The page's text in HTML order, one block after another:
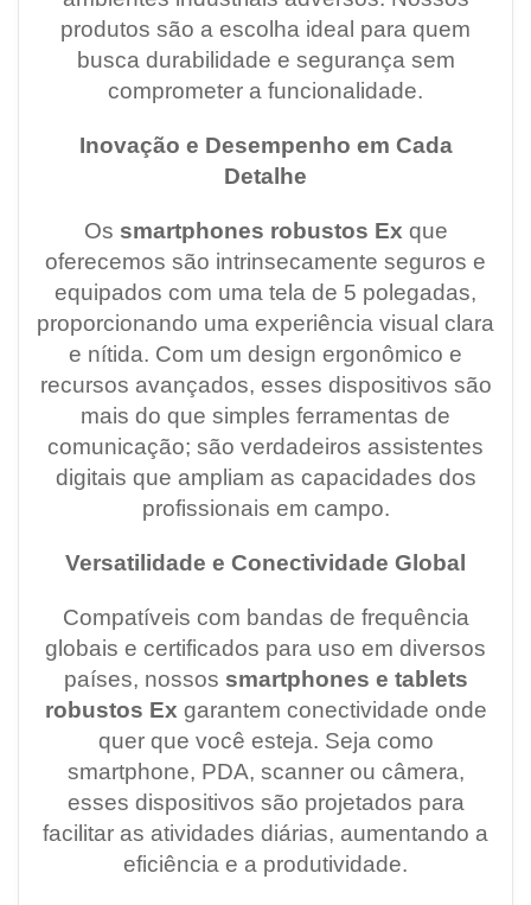
produtos são a escolha ideal para quem
busca durabilidade e segurança sem
comprometer a funcionalidade.
Inovação e Desempenho em Cada
Detalhe
Os smartphones robustos Ex que
oferecemos são intrinsecamente seguros e
equipados com uma tela de 5 polegadas,
proporcionando uma experiência visual clara
e nítida. Com um design ergonômico e
recursos avançados, esses dispositivos são
mais do que simples ferramentas de
comunicação; são verdadeiros assistentes
digitais que ampliam as capacidades dos
profissionais em campo.
Versatilidade e Conectividade Global
Compatíveis com bandas de frequência
globais e certificados para uso em diversos
países, nossos smartphones e tablets
robustos Ex garantem conectividade onde
quer que você esteja. Seja como
smartphone, PDA, scanner ou câmera,
esses dispositivos são projetados para
facilitar as atividades diárias, aumentando a
eficiência e a produtividade.